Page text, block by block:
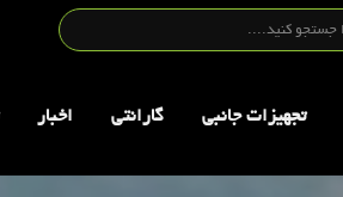
تجهيزات جانبي گارانتی اخبار